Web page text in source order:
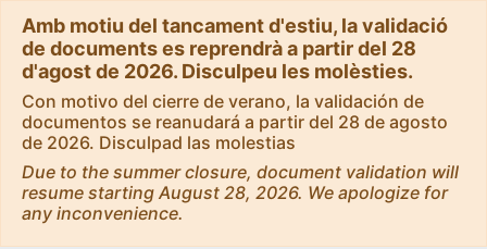
Amb motiu del tancament d'estiu, la validació
de documents es reprendrà a partir del 28
d'agost de 2026. Disculpeu les molèsties.
Con motivo del cierre de verano, la validación de
documentos se reanudará a partir del 28 de agosto
de 2026. Disculpad las molestias
Due to the summer closure, document validation will
resume starting August 28, 2026. We apologize for
any inconvenience.